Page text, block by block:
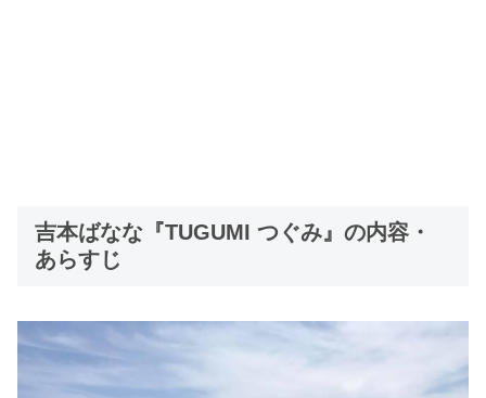
吉本ばなな『TUGUMI つぐみ』の内容・
あらすじ